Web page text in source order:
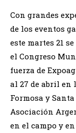
Con grandes
de los eventos
este martes 21
el Congreso
fuerza de
al 27 de abril en
Formosa y
Asociación
en el campo y